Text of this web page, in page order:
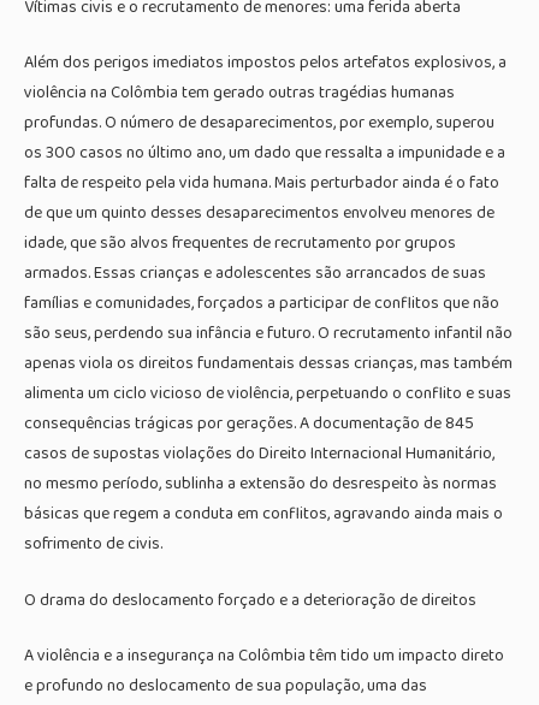
Vítimas civis e o recrutamento de menores: uma ferida aberta
Além dos perigos imediatos impostos pelos artefatos explosivos, a
violência na Colômbia tem gerado outras tragédias humanas
profundas. O número de desaparecimentos, por exemplo, superou
os 300 casos no último ano, um dado que ressalta a impunidade e a
falta de respeito pela vida humana. Mais perturbador ainda é o fato
de que um quinto desses desaparecimentos envolveu menores de
idade, que são alvos frequentes de recrutamento por grupos
armados. Essas crianças e adolescentes são arrancados de suas
famílias e comunidades, forçados a participar de conflitos que não
são seus, perdendo sua infância e futuro. O recrutamento infantil não
apenas viola os direitos fundamentais dessas crianças, mas também
alimenta um ciclo vicioso de violência, perpetuando o conflito e suas
consequências trágicas por gerações. A documentação de 845
casos de supostas violações do Direito Internacional Humanitário,
no mesmo período, sublinha a extensão do desrespeito às normas
básicas que regem a conduta em conflitos, agravando ainda mais o
sofrimento de civis.
O drama do deslocamento forçado e a deterioração de direitos
A violência e a insegurança na Colômbia têm tido um impacto direto
e profundo no deslocamento de sua população, uma das